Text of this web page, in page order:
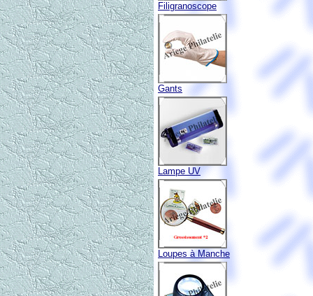
Filigranoscope
Gants
Lampe UV
Loupes à Manche